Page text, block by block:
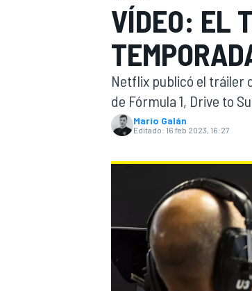
WEC
VÍDEO: EL
Netflix publicó el tráiler
de Fórmula 1, Drive to
Mario Galán
Editado: 16 feb 2023, 16:27